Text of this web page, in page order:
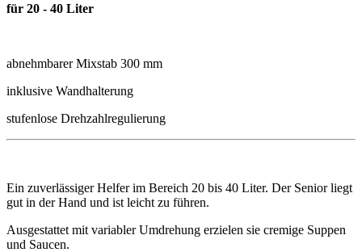
für 20 - 40 Liter
abnehmbarer Mixstab 300 mm
inklusive Wandhalterung
stufenlose Drehzahlregulierung
Ein zuverlässiger Helfer im Bereich 20 bis 40 Liter. Der Senior liegt
gut in der Hand und ist leicht zu führen.
Ausgestattet mit variabler Umdrehung erzielen sie cremige Suppen
und Saucen.